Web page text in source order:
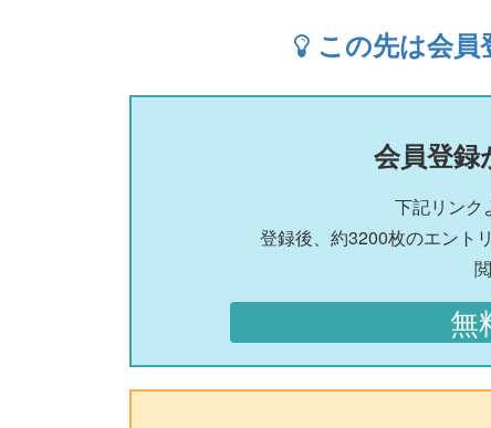
この先は会員
会員登
下記リンク
登録後、約3200枚のエント
無